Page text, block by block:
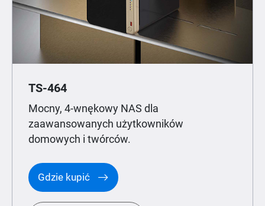
TS-464
Mocny, 4-wnękowy NAS dla
zaawansowanych użytkowników
domowych i twórców.
Gdzie kupić